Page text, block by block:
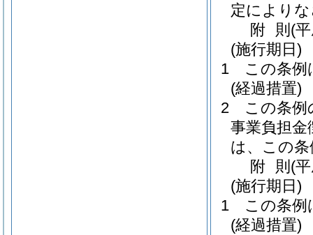
定により
附 則 (
(施行期日)
1
この条例
(経過措置)
2
この条例
事業負担
は、この
附 則 (
(施行期日)
1
この条例
(経過措置)